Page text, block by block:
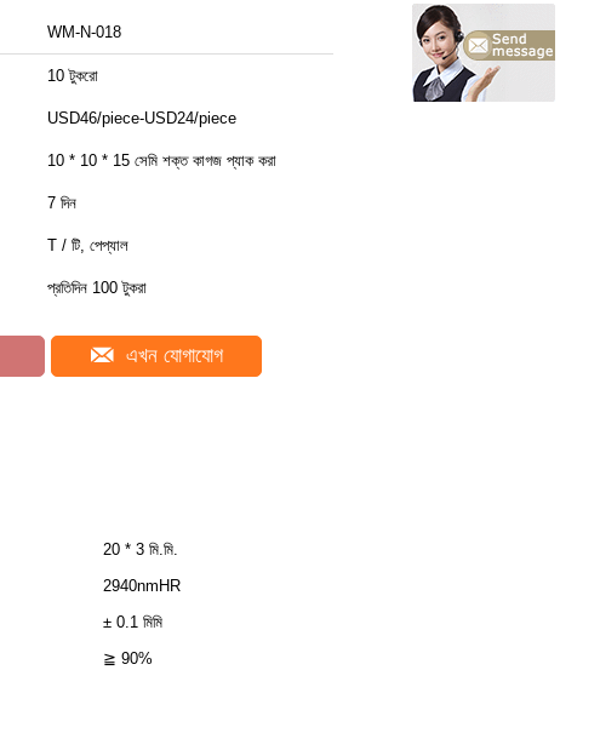
WM-N-018
10 টুকরো
USD46/piece-USD24/piece
10 * 10 * 15 সেমি শক্ত কাগজ প্যাক করা
7 দিন
T / টি, পেপ্যাল
প্রতিদিন 100 টুকরা
এখন যোগাযোগ
20 * 3 মি.মি.
2940nmHR
± 0.1 মিমি
≧ 90%